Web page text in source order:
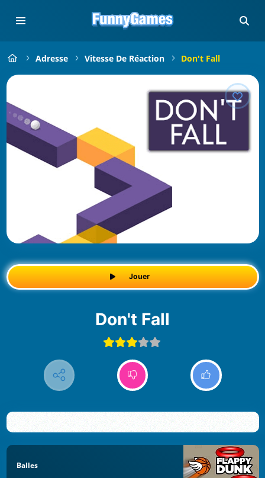
Adresse Vitesse De Réaction Don't Fall
Jouer
Don't Fall
Balles